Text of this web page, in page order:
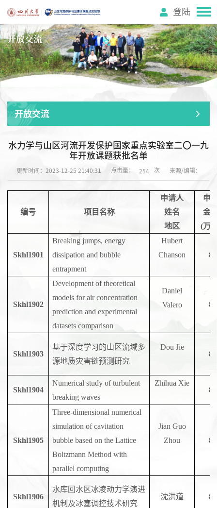
登陆
开放交流
开放交流
水力学与山区河流开发保护国家重点实验室二〇一九
年开放课题获批名单
更新时间：2023-12-25 21:40:31 点击量： 254 次 来源/编辑：
编号 项目名称
申请人
姓名
地区
申
金
(万
Skhl1901
Breaking jumps, energy
dissipation and bubble
entrapment
Hubert
Chanson
8
Skhl1902
Development of theoretical
models for air concentration
prediction and experimental
datasets comparison
Daniel
Valero
8
Skhl1903
基于深度学习的山区流域多
源地质灾害链预测研究
Dou Jie
8
Skhl1904
Numerical study of turbulent
breaking waves
Zhihua Xie
8
Skhl1905
Three-dimensional numerical
simulation of cavitation
bubble based on the Lattice
Boltzmann Method with
parallel computing
Jian Guo
Zhou
8
Skhl1906
水库回水区冰凌动力学演进
机制及冰塞调控技术研究
沈洪道 8